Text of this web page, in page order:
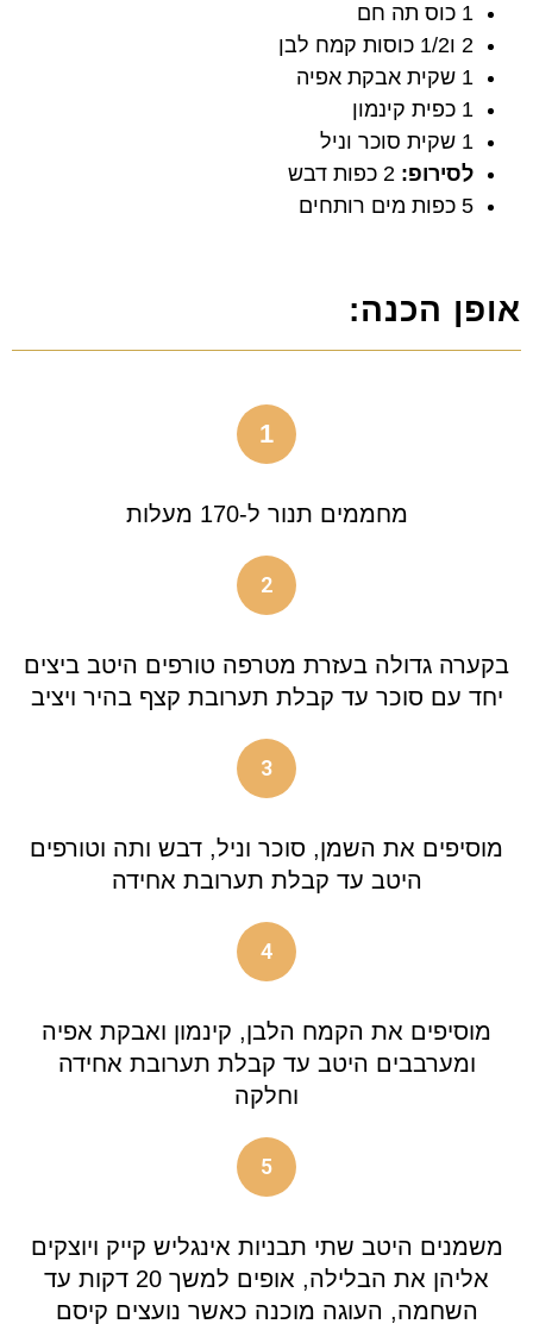
1 כוס תה חם
2 ו1/2 כוסות קמח לבן
1 שקית אבקת אפיה
1 כפית קינמון
1 שקית סוכר וניל
לסירופ:
5 כפות מים רותחים
אופן הכנה:
1
מחממים תנור ל-170 מעלות
2
בקערה גדולה בעזרת מטרפה טורפים היטב ביצים
יחד עם סוכר עד קבלת תערובת קצף בהיר ויציב
3
מוסיפים את השמן, סוכר וניל, דבש ותה וטורפים
היטב עד קבלת תערובת אחידה
4
מוסיפים את הקמח הלבן, קינמון ואבקת אפיה
ומערבבים היטב עד קבלת תערובת אחידה
וחלקה
5
משמנים היטב שתי תבניות אינגליש קייק ויוצקים
אליהן את הבלילה, אופים למשך 20 דקות עד
השחמה, העוגה מוכנה כאשר נועצים קיסם